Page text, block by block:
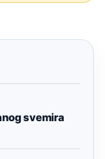
svemira